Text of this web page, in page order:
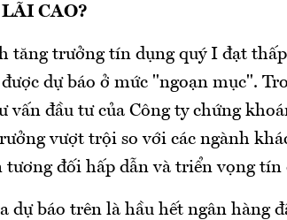
CAO?
tăng trưởng tín dụng quý I đạt
dự báo ở mức "ngoạn mục".
vấn đầu tư của Công ty chứng
vượt trội so với các ngành
tương đối hấp dẫn và triển vọng tín
dự báo trên là hầu hết ngân hàng